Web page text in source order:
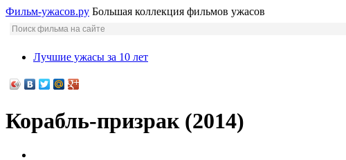
Фильм-ужасов.ру Большая коллекция фильмов ужасов
Лучшие ужасы за 10 лет
Корабль-призрак (2014)